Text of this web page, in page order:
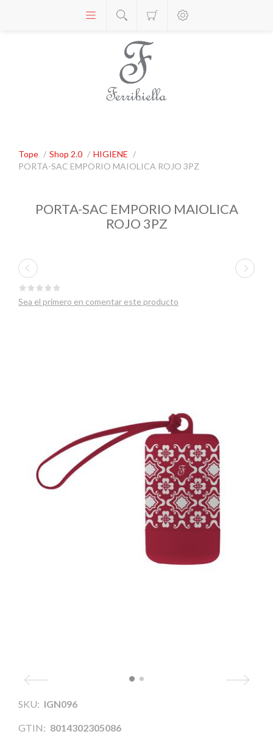
Tope / Shop 2.0 / HIGIENE /
PORTA-SAC EMPORIO MAIOLICA ROJO 3PZ
PORTA-SAC EMPORIO MAIOLICA
ROJO 3PZ
Sea el primero en comentar este producto
SKU: IGN096
GTIN: 8014302305086